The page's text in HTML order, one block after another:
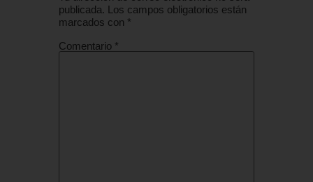
publicada. Los campos obligatorios están
marcados con *
Comentario *